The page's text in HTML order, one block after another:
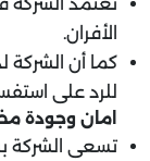
الأفران.
كما أن الشركة
للرد على
امان وجودة
تسعى الشركة